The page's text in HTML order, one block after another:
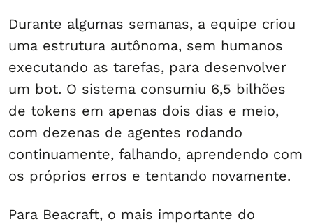
Durante algumas semanas, a equipe criou
uma estrutura autônoma, sem humanos
executando as tarefas, para desenvolver
um bot. O sistema consumiu 6,5 bilhões
de tokens em apenas dois dias e meio,
com dezenas de agentes rodando
continuamente, falhando, aprendendo com
os próprios erros e tentando novamente.
Para Beacraft, o mais importante do